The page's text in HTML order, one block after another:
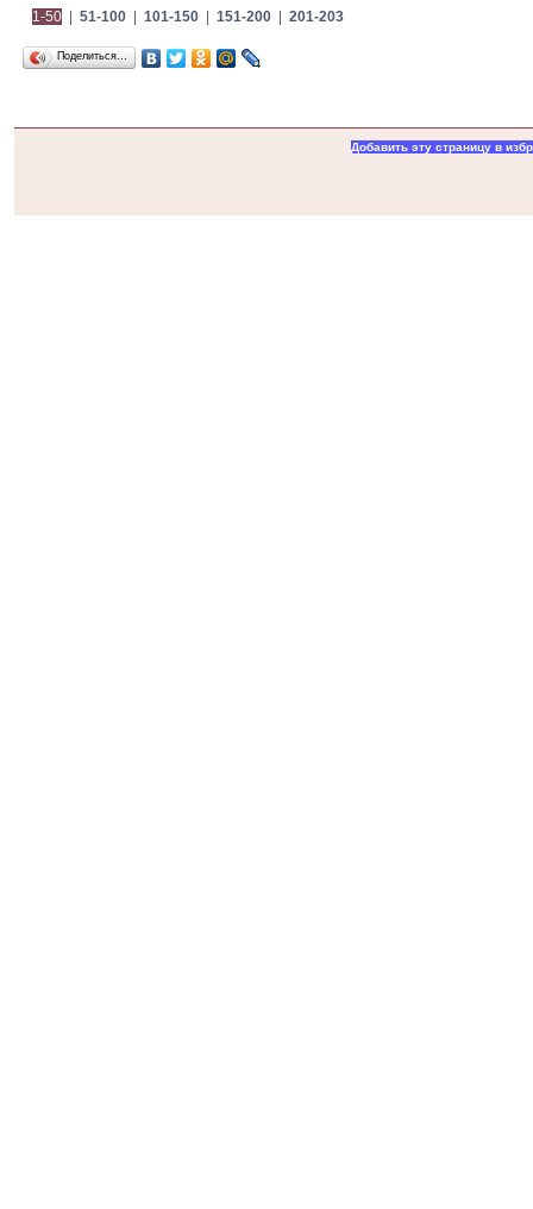
1-50| 51-100| 101-150| 151-200| 201-203
Поделиться…
Добавить эту страницу в